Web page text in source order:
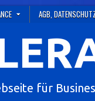
AGB,
für